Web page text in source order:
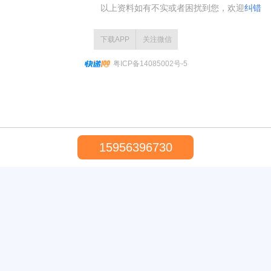
以上资料如有不实或者困扰到您，欢迎纠错
下载APP 关注微信
粤ICP备14085002号-5
15956396730